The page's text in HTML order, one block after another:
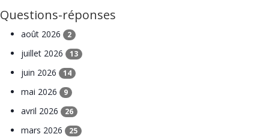
Questions-réponses
août 2026 2
juillet 2026 13
juin 2026 14
mai 2026 9
avril 2026 26
mars 2026 25